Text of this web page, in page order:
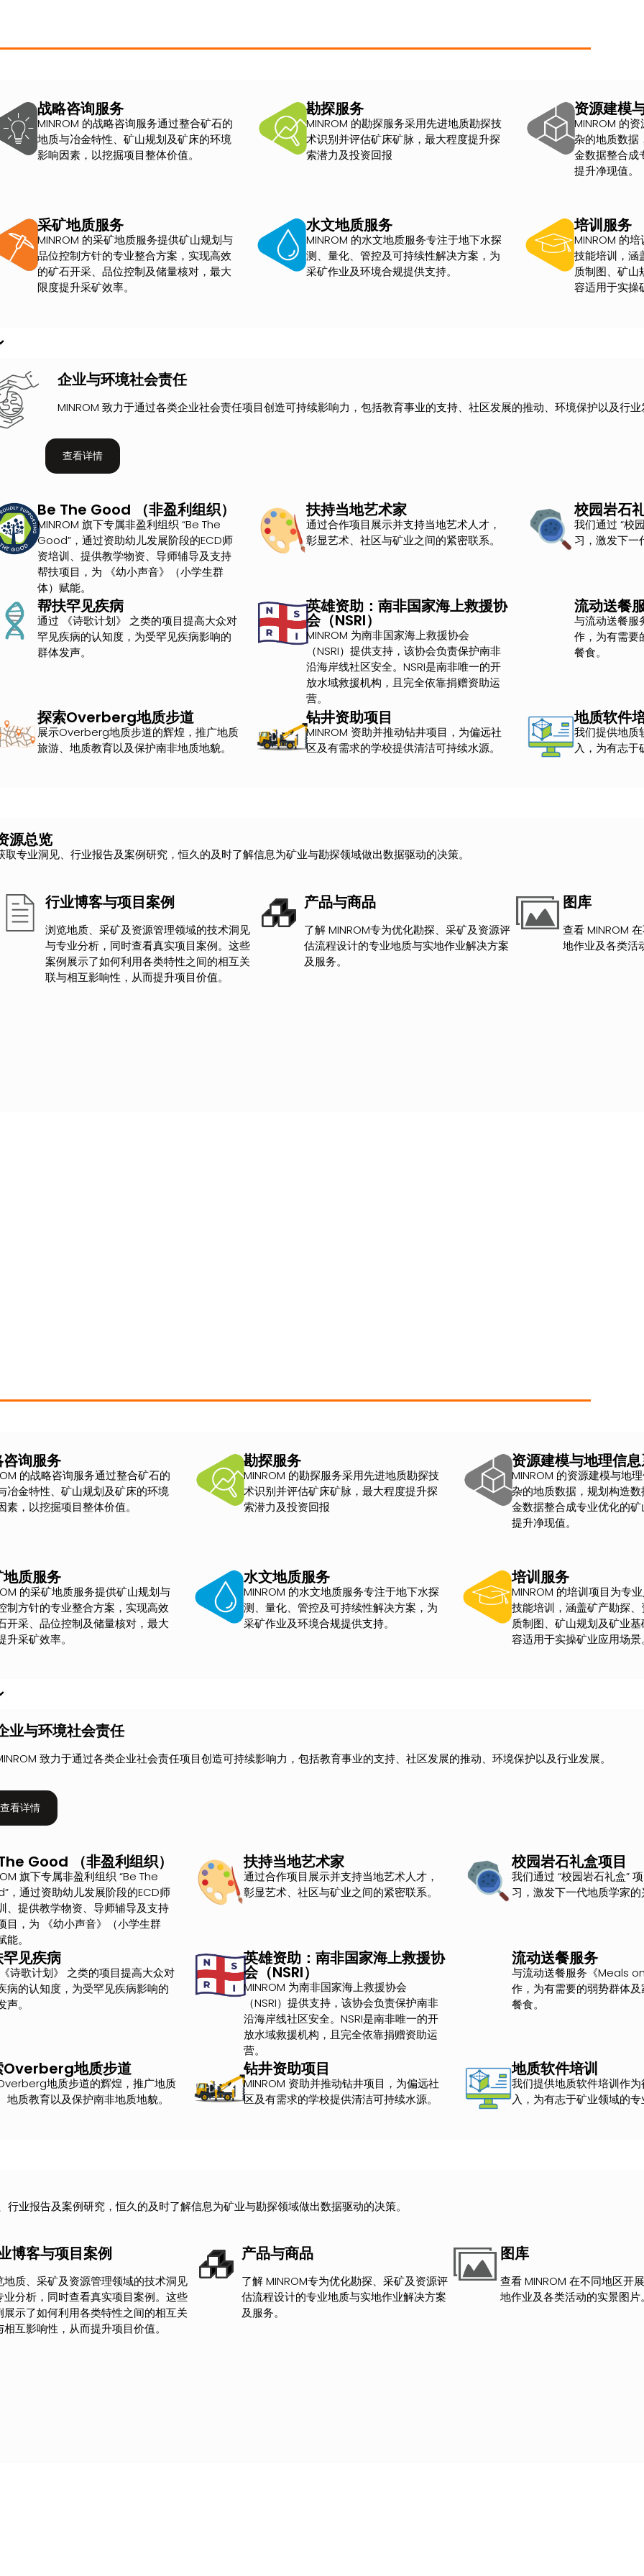
战略咨询服务
MINROM 的战略咨询服务通过整合矿石的
地质与冶金特性、矿山规划及矿床的环境
影响因素，以挖掘项目整体价值。
勘探服务
MINROM 的勘探服务采用先进地质勘探技
术识别并评估矿床矿脉，最大程度提升探
索潜力及投资回报
资源建模
MINROM 的
杂的地质数据
金数据整合成
提升净现值。
采矿地质服务
MINROM 的采矿地质服务提供矿山规划与
品位控制方针的专业整合方案，实现高效
的矿石开采、品位控制及储量核对，最大
限度提升采矿效率。
水文地质服务
MINROM 的水文地质服务专注于地下水探
测、量化、管控及可持续性解决方案，为
采矿作业及环境合规提供支持。
培训服务
MINROM 的
技能培训，涵
质制图、矿山
容适用于实操
企业与环境社会责任
MINROM 致力于通过各类企业社会责任项目创造可持续影响力，包括教育事业的支持、社区发展的推动、环境保护以及行
查看详情
Be The Good （非盈利组织）
MINROM 旗下专属非盈利组织 “Be The
Good”，通过资助幼儿发展阶段的ECD师
资培训、提供教学物资、导师辅导及支持
帮扶项目，为 《幼小声音》（小学生群
体）赋能。
扶持当地艺术家
通过合作项目展示并支持当地艺术人才，
彰显艺术、社区与矿业之间的紧密联系。
校园岩石
我们通过 “校
习，激发下一
帮扶罕见疾病
通过 《诗歌计划》 之类的项目提高大众对
罕见疾病的认知度，为受罕见疾病影响的
群体发声。
英雄资助：南非国家海上救援协
会（NSRI）
MINROM 为南非国家海上救援协会
（NSRI）提供支持，该协会负责保护南非
沿海岸线社区安全。NSRI是南非唯一的开
放水域救援机构，且完全依靠捐赠资助运
营。
流动送餐
与流动送餐
作，为有需要
餐食。
探索Overberg地质步道
展示Overberg地质步道的辉煌，推广地质
旅游、地质教育以及保护南非地质地貌。
钻井资助项目
MINROM 资助并推动钻井项目，为偏远社
区及有需求的学校提供清洁可持续水源。
地质软件
我们提供地质
入，为有志于
源总览
取专业洞见、行业报告及案例研究，恒久的及时了解信息为矿业与勘探领域做出数据驱动的决策。
行业博客与项目案例
浏览地质、采矿及资源管理领域的技术洞见
与专业分析，同时查看真实项目案例。这些
案例展示了如何利用各类特性之间的相互关
联与相互影响性，从而提升项目价值。
产品与商品
了解 MINROM专为优化勘探、采矿及资源评
估流程设计的专业地质与实地作业解决方案
及服务。
图库
查看 MINROM
地作业及各类活
询服务
的战略咨询服务通过整合矿石的
冶金特性、矿山规划及矿床的环境
素，以挖掘项目整体价值。
勘探服务
MINROM 的勘探服务采用先进地质勘探技
术识别并评估矿床矿脉，最大程度提升探
索潜力及投资回报
资源建模与地理信
MINROM 的资源建模与地
杂的地质数据，规划构造
金数据整合成专业优化的
提升净现值。
质服务
的采矿地质服务提供矿山规划与
制方针的专业整合方案，实现高效
开采、品位控制及储量核对，最大
升采矿效率。
水文地质服务
MINROM 的水文地质服务专注于地下水探
测、量化、管控及可持续性解决方案，为
采矿作业及环境合规提供支持。
培训服务
MINROM 的培训项目为专
技能培训，涵盖矿产勘探
质制图、矿山规划及矿业
容适用于实操矿业应用场景
业与环境社会责任
致力于通过各类企业社会责任项目创造可持续影响力，包括教育事业的支持、社区发展的推动、环境保护以及行业发展。
查看详情
Good （非盈利组织）
旗下专属非盈利组织 “Be The
，通过资助幼儿发展阶段的ECD师
、提供教学物资、导师辅导及支持
目，为 《幼小声音》（小学生群
能。
扶持当地艺术家
通过合作项目展示并支持当地艺术人才，
彰显艺术、社区与矿业之间的紧密联系。
校园岩石礼盒项目
我们通过 “校园岩石礼盒”
习，激发下一代地质学家
见疾病
诗歌计划》 之类的项目提高大众对
病的认知度，为受罕见疾病影响的
声。
英雄资助：南非国家海上救援协
会（NSRI）
MINROM 为南非国家海上救援协会
（NSRI）提供支持，该协会负责保护南非
沿海岸线社区安全。NSRI是南非唯一的开
放水域救援机构，且完全依靠捐赠资助运
营。
流动送餐服务
与流动送餐服务《Meals
作，为有需要的弱势群体
餐食。
Overberg地质步道
地质步道的辉煌，推广地质
地质教育以及保护南非地质地貌。
钻井资助项目
MINROM 资助并推动钻井项目，为偏远社
区及有需求的学校提供清洁可持续水源。
地质软件培训
我们提供地质软件培训作
入，为有志于矿业领域的
行业报告及案例研究，恒久的及时了解信息为矿业与勘探领域做出数据驱动的决策。
博客与项目案例
地质、采矿及资源管理领域的技术洞见
业分析，同时查看真实项目案例。这些
展示了如何利用各类特性之间的相互关
相互影响性，从而提升项目价值。
产品与商品
了解 MINROM专为优化勘探、采矿及资源评
估流程设计的专业地质与实地作业解决方案
及服务。
图库
查看 MINROM 在不同地区开
地作业及各类活动的实景图片